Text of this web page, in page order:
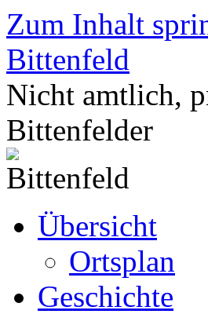
Zum Inhalt
Bittenfeld
Nicht amtlich,
Bittenfelder
Übersicht
Ortsplan
Geschichte